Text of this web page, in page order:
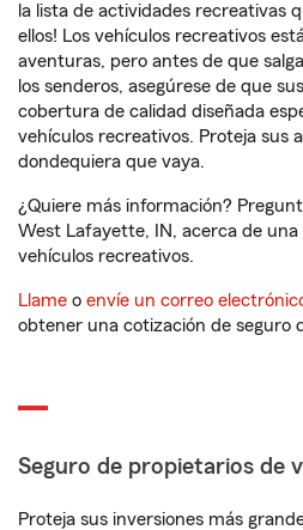
la lista de actividades recreativas
ellos! Los vehículos recreativos
aventuras, pero antes de que
los senderos, asegúrese de que
cobertura de calidad diseñada
vehículos recreativos. Proteja sus
dondequiera que vaya.
¿Quiere más información?
West Lafayette, IN, acerca de
vehículos recreativos.
Llame o envíe un correo
obtener una cotización de seguro
Seguro de propietarios de
Proteja sus inversiones más